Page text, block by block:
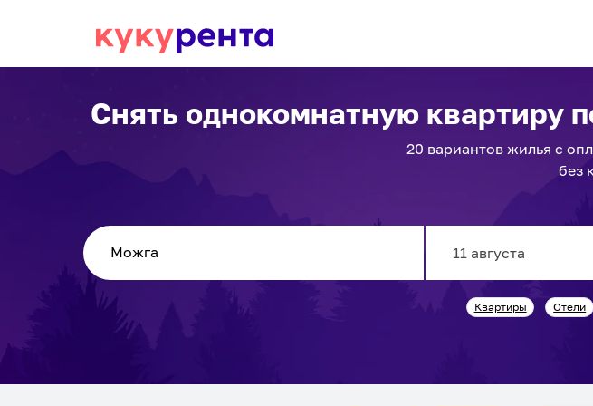
Снять однокомнатную квартиру
20 вариантовжилья с
без
forwardКвартиры Отели